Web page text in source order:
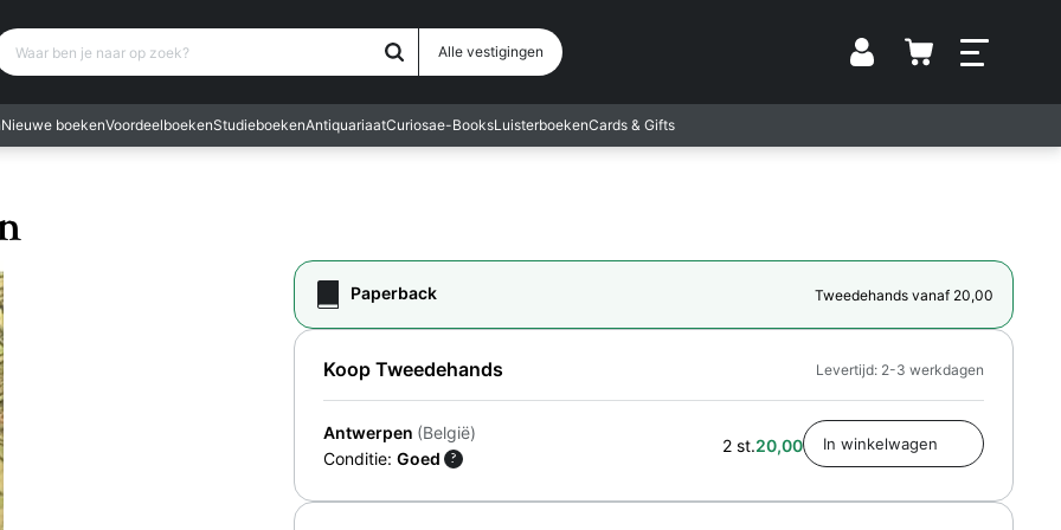
Alle vestigingen Vestiging
ben je naar op zoek?
Nieuwe boekenVoordeelboekenStudieboekenAntiquariaatCuriosae-BooksLuisterboekenCards & Gifts
Paperback Tweedehands vanaf 20,00
Koop Tweedehands
Antwerpen (België)
Conditie: Goed ?
2 st.20,00
Levertijd: 2-3 werkdagen